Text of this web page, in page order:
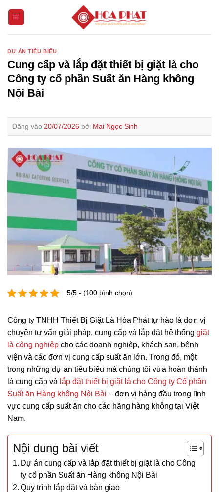
DỰ ÁN TIÊU BIỂU
Cung cấp và lắp đặt thiết bị giặt là cho
Công ty cổ phần Suất ăn Hàng không
Nội Bài
Đăng vào 20/07/2026 bởi Mai Ngọc Sinh
5/5 - (100 bình chọn)
Công ty TNHH Thiết Bị Giặt Là Hòa Phát tự hào là đơn vị
chuyên tư vấn giải pháp, cung cấp và lắp đặt hệ thống giặt
là công nghiệp cho các doanh nghiệp, khách sạn, bệnh
viện và các đơn vị cung cấp suất ăn lớn. Trong đó, một
trong những dự án tiêu biểu mà chúng tôi vừa hoàn thành
là cung cấp và lắp đặt thiết bị giặt là cho Công ty Cổ phần
Suất ăn Hàng không Nội Bài – đơn vị hàng đầu trong lĩnh
vực cung cấp suất ăn cho các hãng hàng không tại Việt
Nam.
Nội dung bài viết
Dự án cung cấp và lắp đặt thiết bị giặt là cho Công
ty cổ phần Suất ăn Hàng không Nội Bài
Quy trình lắp đặt và bàn giao